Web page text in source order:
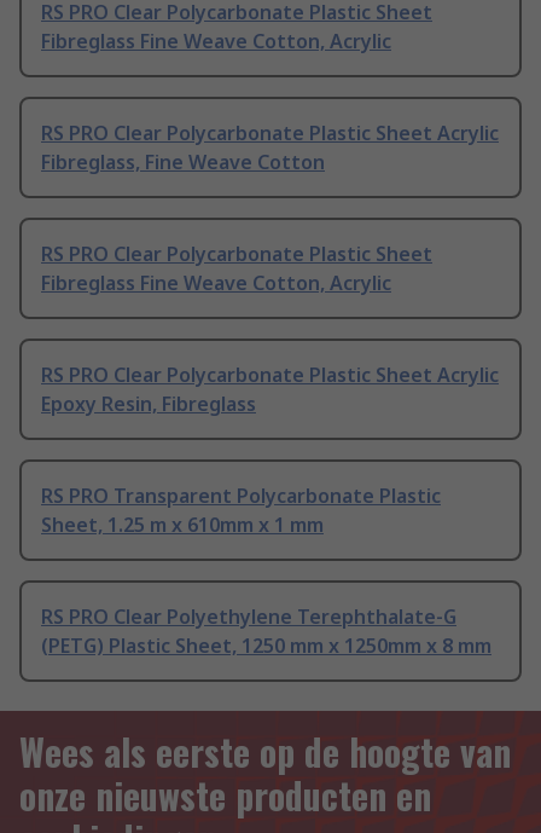
RS PRO Clear Polycarbonate Plastic Sheet
Fibreglass Fine Weave Cotton, Acrylic
RS PRO Clear Polycarbonate Plastic Sheet Acrylic
Fibreglass, Fine Weave Cotton
RS PRO Clear Polycarbonate Plastic Sheet
Fibreglass Fine Weave Cotton, Acrylic
RS PRO Clear Polycarbonate Plastic Sheet Acrylic
Epoxy Resin, Fibreglass
RS PRO Transparent Polycarbonate Plastic
Sheet, 1.25 m x 610mm x 1 mm
RS PRO Clear Polyethylene Terephthalate-G
(PETG) Plastic Sheet, 1250 mm x 1250mm x 8 mm
Wees als eerste op de hoogte van
onze nieuwste producten en